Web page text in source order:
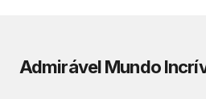
Admirável Mundo